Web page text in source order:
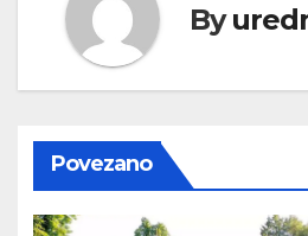
By
Povezano